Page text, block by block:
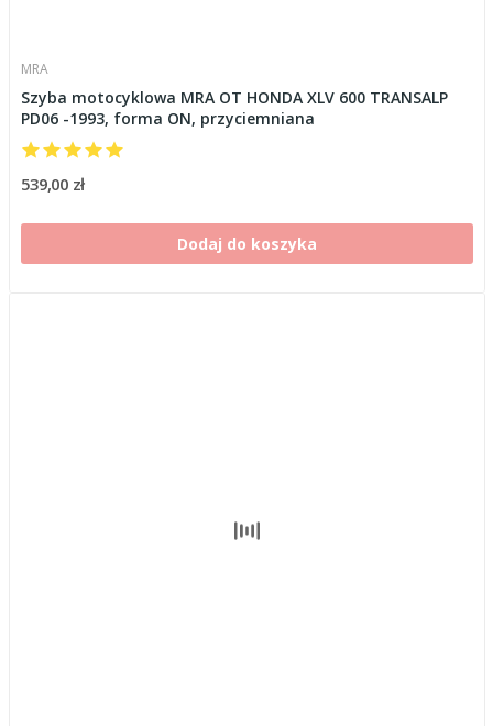
MRA
Szyba motocyklowa MRA OT HONDA XLV 600 TRANSALP
PD06 -1993, forma ON, przyciemniana
539,00 zł
Dodaj do koszyka